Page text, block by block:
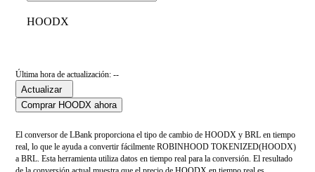
HOODX
Última hora de actualización: --
Actualizar
Comprar HOODX ahora
El conversor de LBank proporciona el tipo de cambio de HOODX y BRL en tiempo
real, lo que le ayuda a convertir fácilmente ROBINHOOD TOKENIZED(HOODX)
a BRL. Esta herramienta utiliza datos en tiempo real para la conversión. El resultado